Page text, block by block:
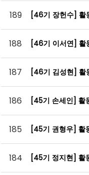
189 [46기 장헌수] 활
188 [46기 이서연] 활
187 [46기 김성현] 활
186 [45기 손세인] 활
185 [45기 권형우] 활
184 [45기 정지현] 활